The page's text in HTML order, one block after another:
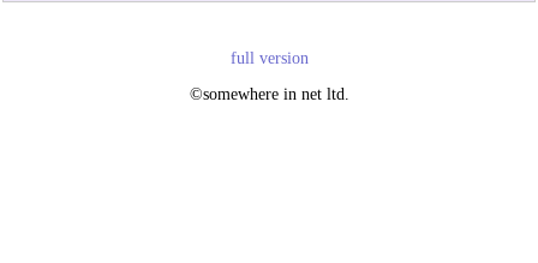
full version
©somewhere in net ltd.